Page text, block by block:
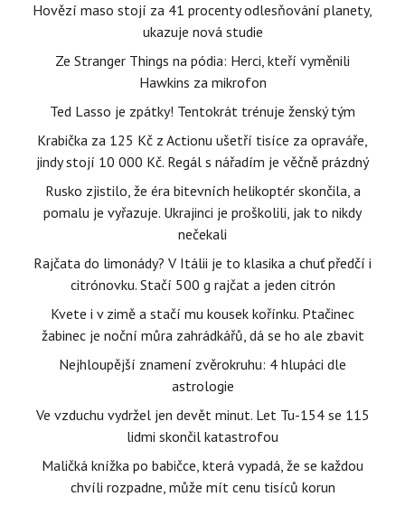
Hovězí maso stojí za 41 procenty odlesňování planety,
ukazuje nová studie
Ze Stranger Things na pódia: Herci, kteří vyměnili
Hawkins za mikrofon
Ted Lasso je zpátky! Tentokrát trénuje ženský tým
Krabička za 125 Kč z Actionu ušetří tisíce za opraváře,
jindy stojí 10 000 Kč. Regál s nářadím je věčně prázdný
Rusko zjistilo, že éra bitevních helikoptér skončila, a
pomalu je vyřazuje. Ukrajinci je proškolili, jak to nikdy
nečekali
Rajčata do limonády? V Itálii je to klasika a chuť předčí i
citrónovku. Stačí 500 g rajčat a jeden citrón
Kvete i v zimě a stačí mu kousek kořínku. Ptačinec
žabinec je noční můra zahrádkářů, dá se ho ale zbavit
Nejhloupější znamení zvěrokruhu: 4 hlupáci dle
astrologie
Ve vzduchu vydržel jen devět minut. Let Tu-154 se 115
lidmi skončil katastrofou
Maličká knížka po babičce, která vypadá, že se každou
chvíli rozpadne, může mít cenu tisíců korun